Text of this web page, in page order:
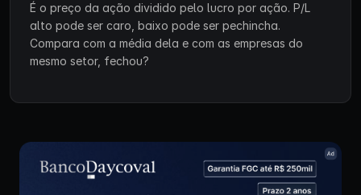
É o preço da ação dividido pelo lucro por ação. P/L
alto pode ser caro, baixo pode ser pechincha.
Compara com a média dela e com as empresas do
mesmo setor, fechou?